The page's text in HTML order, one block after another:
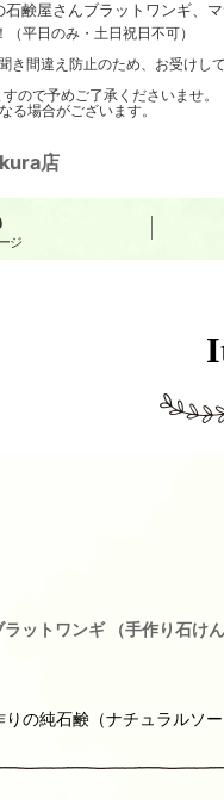
鹸屋さんブラットワンギ、
平日のみ・土日祝日不可）
間違え防止のため、お受けし
ので予めご了承くださいませ。
場合がございます。
店
ジ
ットワンギ （手作り石け
純石鹸（ナチュラルソ